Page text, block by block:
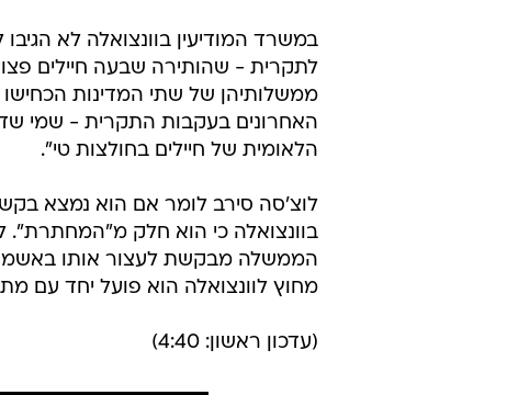
במשרד המודיעין בוונצואלה לא
לתקרית - שהותירה שבעה חיילים
ממשלותיהן של שתי המדינות הכחישו
האחרונים בעקבות התקרית - שמי
הלאומית של חיילים בחולצות טי".
לוצ'סה סירב לומר אם הוא נמצא
בוונצואלה כי הוא חלק מ"המחתרת".
הממשלה מבקשת לעצור אותו באשמת
מחוץ לוונצואלה הוא פועל יחד עם
(עדכון ראשון: 4:40)